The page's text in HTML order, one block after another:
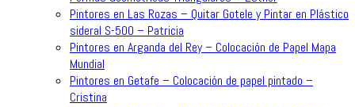
Pintores en Las Rozas – Quitar Gotele y Pintar en Plástico
sideral S-500 – Patricia
Pintores en Arganda del Rey – Colocación de Papel Mapa
Mundial
Pintores en Getafe – Colocación de papel pintado –
Cristina